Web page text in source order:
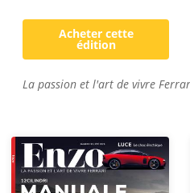
Acheter cette
édition
La passion et l'art de vivre